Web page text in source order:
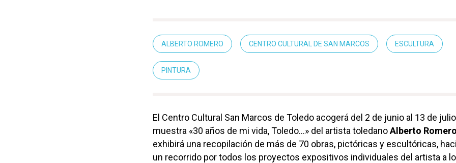
ALBERTO ROMERO CENTRO CULTURAL DE SAN MARCOS ESCULTURA
PINTURA
El Centro Cultural San Marcos de Toledo acogerá del 2 de junio al 13 de
muestra «30 años de mi vida, Toledo…» del artista toledanoAlberto
exhibirá una recopilación de más de 70 obras, pictóricas y escultóricas,
un recorrido por todos los proyectos expositivos individuales del artista a